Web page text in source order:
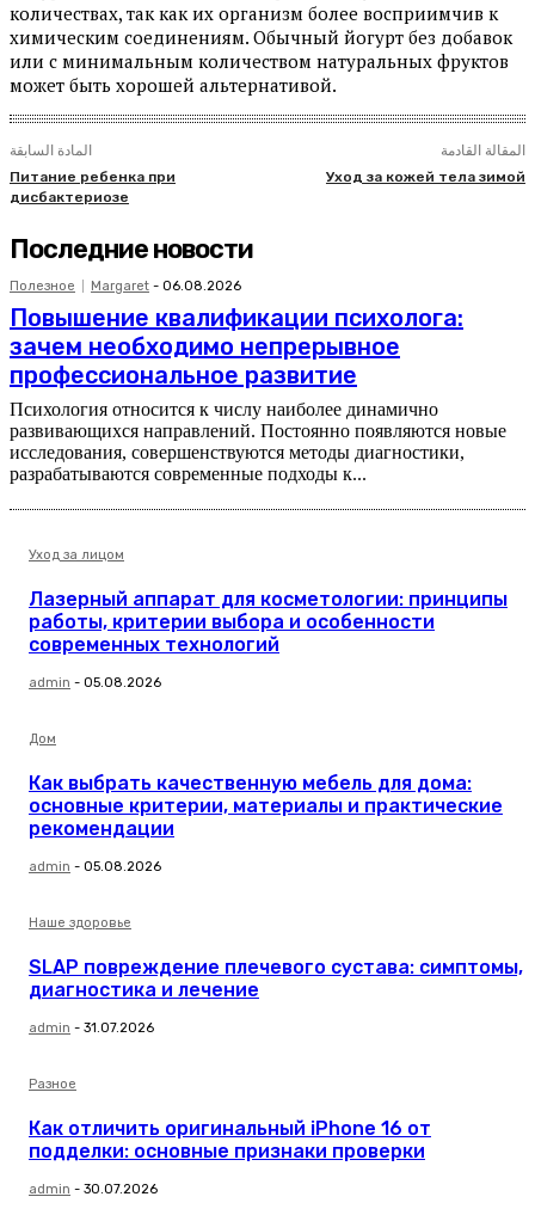
количествах, так как их организм более восприимчив к
химическим соединениям. Обычный йогурт без добавок
или с минимальным количеством натуральных фруктов
может быть хорошей альтернативой.
المادة السابقة
Питание ребенка при
дисбактериозе
المقالة القادمة
Уход за кожей тела зимой
Последние новости
Полезное Margaret - 06.08.2026
Повышение квалификации психолога:
зачем необходимо непрерывное
профессиональное развитие
Психология относится к числу наиболее динамично
развивающихся направлений. Постоянно появляются новые
исследования, совершенствуются методы диагностики,
разрабатываются современные подходы к...
Уход за лицом
Лазерный аппарат для косметологии: принципы
работы, критерии выбора и особенности
современных технологий
admin - 05.08.2026
Дом
Как выбрать качественную мебель для дома:
основные критерии, материалы и практические
рекомендации
admin - 05.08.2026
Наше здоровье
SLAP повреждение плечевого сустава: симптомы,
диагностика и лечение
admin - 31.07.2026
Разное
Как отличить оригинальный iPhone 16 от
подделки: основные признаки проверки
admin - 30.07.2026